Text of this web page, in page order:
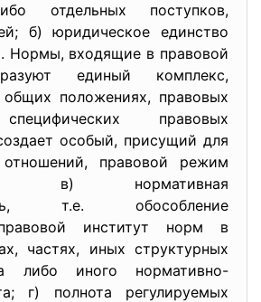
отдельных поступков,
б) юридическое единство
Нормы, входящие в правовой
единый комплекс,
положениях, правовых
правовых
особый, присущий для
правовой режим
в) нормативная
т.е. обособление
институт норм в
частях, иных структурных
либо иного нормативно-
г) полнота регулируемых